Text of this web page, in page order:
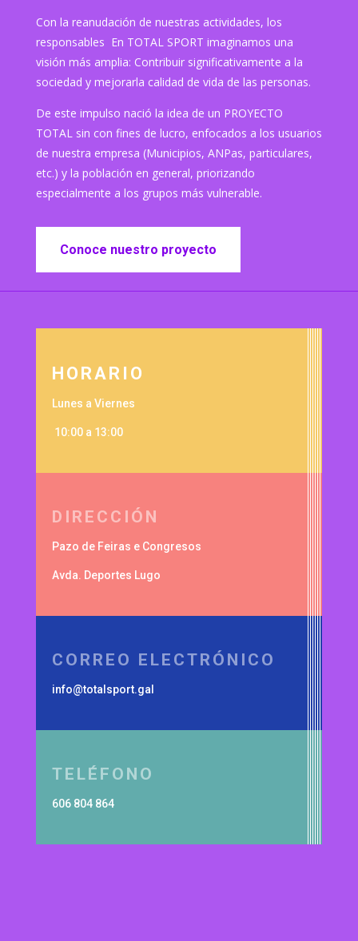
Con la reanudación de nuestras actividades, los
responsables En TOTAL SPORT imaginamos una
visión más amplia: Contribuir significativamente a la
sociedad y mejorarla calidad de vida de las personas.
De este impulso nació la idea de un PROYECTO
TOTAL sin con fines de lucro, enfocados a los usuarios
de nuestra empresa (Municipios, ANPas, particulares,
etc.) y la población en general, priorizando
especialmente a los grupos más vulnerable.
Conoce nuestro proyecto
HORARIO
Lunes a Viernes
10:00 a 13:00
DIRECCIÓN
Pazo de Feiras e Congresos
Avda. Deportes Lugo
CORREO ELECTRÓNICO
info@totalsport.gal
TELÉFONO
606 804 864